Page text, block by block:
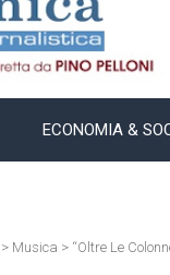
ECONOMIA &
> Musica > “Oltre Le